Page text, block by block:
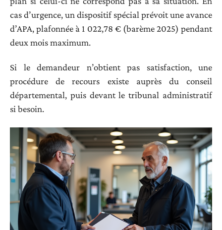
cas d’urgence, un dispositif spécial prévoit une avance
d’APA, plafonnée à 1 022,78 € (barème 2025) pendant
deux mois maximum.
Si le demandeur n’obtient pas satisfaction, une
procédure de recours existe auprès du conseil
départemental, puis devant le tribunal administratif
si besoin.